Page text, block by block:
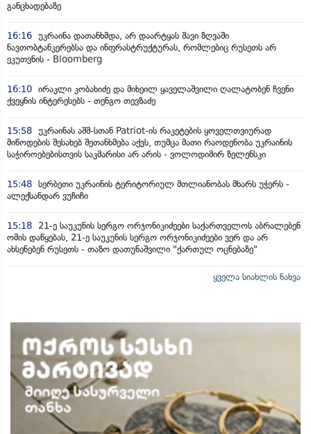
განცხადებაზე
16:16 უკრაინა დათანხმდა, არ დაარტყას შავი ზღვაში
ნავთობტანკერებსა და ინფრასტრუქტურას, რომლებიც რუსეთს არ
ეკუთვნის - Bloomberg
16:10 ირაკლი კობახიძე და მიხეილ ყაველაშვილი ღალატობენ ჩვენი
ქვეყნის ინტერესებს - თენგო თევზაძე
15:58 უკრაინას აშშ-სთან Patriot-ის რაკეტების ყოველთვიურად
მიწოდების შესახებ შეთანხმება აქვს, თუმცა მათი რაოდენობა უკრაინის
საჭიროებებისთვის საკმარისი არ არის - ვოლოდიმირ ზელენსკი
15:48 სერბეთი უკრაინის ტერიტორიულ მთლიანობას მხარს უჭერს -
ალექსანდარ ვუჩიჩი
15:18
21-ე საუკუნის სერგო ორჯონიკიძეები საქართველოს აბრალებენ
ომის დაწყებას, 21-ე საუკუნის სერგო ორჯონიკიძეები ვერ და არ
ახსენებენ რუსეთს - თაზო დათუნაშვილი "ქართულ ოცნებაზე"
ყველა სიახლის ნახვა